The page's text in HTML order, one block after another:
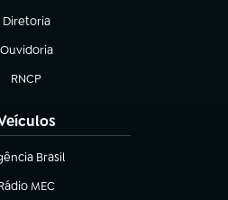
Diretoria
(abre em nova aba)
Ouvidoria
(abre em nova aba)
RNCP
(abre em nova aba)
Brasil
em nova aba)
MEC
em nova aba)